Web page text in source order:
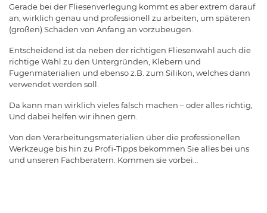
Gerade bei der Fliesenverlegung kommt es aber extrem darauf
an, wirklich genau und professionell zu arbeiten, um späteren
(großen) Schäden von Anfang an vorzubeugen.
Entscheidend ist da neben der richtigen Fliesenwahl auch die
richtige Wahl zu den Untergründen, Klebern und
Fugenmaterialien und ebenso z.B. zum Silikon, welches dann
verwendet werden soll.
Da kann man wirklich vieles falsch machen – oder alles richtig,
Und dabei helfen wir ihnen gern.
Von den Verarbeitungsmaterialien über die professionellen
Werkzeuge bis hin zu Profi-Tipps bekommen Sie alles bei uns
und unseren Fachberatern. Kommen sie vorbei…